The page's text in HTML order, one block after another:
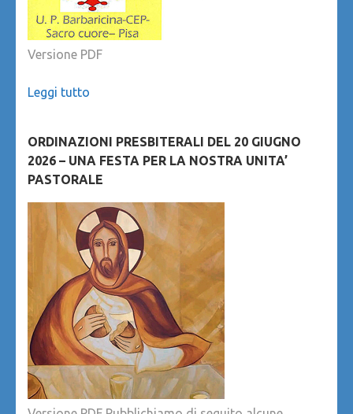
Versione PDF
Leggi tutto
ORDINAZIONI PRESBITERALI DEL 20 GIUGNO
2026 – UNA FESTA PER LA NOSTRA UNITA’
PASTORALE